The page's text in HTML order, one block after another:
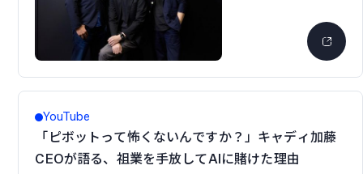
YouTube
「ピボットって怖くないんですか？」キャディ加藤
CEOが語る、祖業を手放してAIに賭けた理由